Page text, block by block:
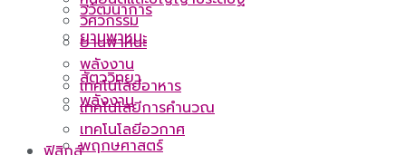
วิวัฒนาการ
สัตววิทยา
พฤกษศาสตร์
ยานพาหนะ
พลังงาน
วิศวกรรม
ยานพาหนะ
พลังงาน
เทคโนโลยีอาหาร
เทคโนโลยีการคำนวณ
เทคโนโลยีอวกาศ